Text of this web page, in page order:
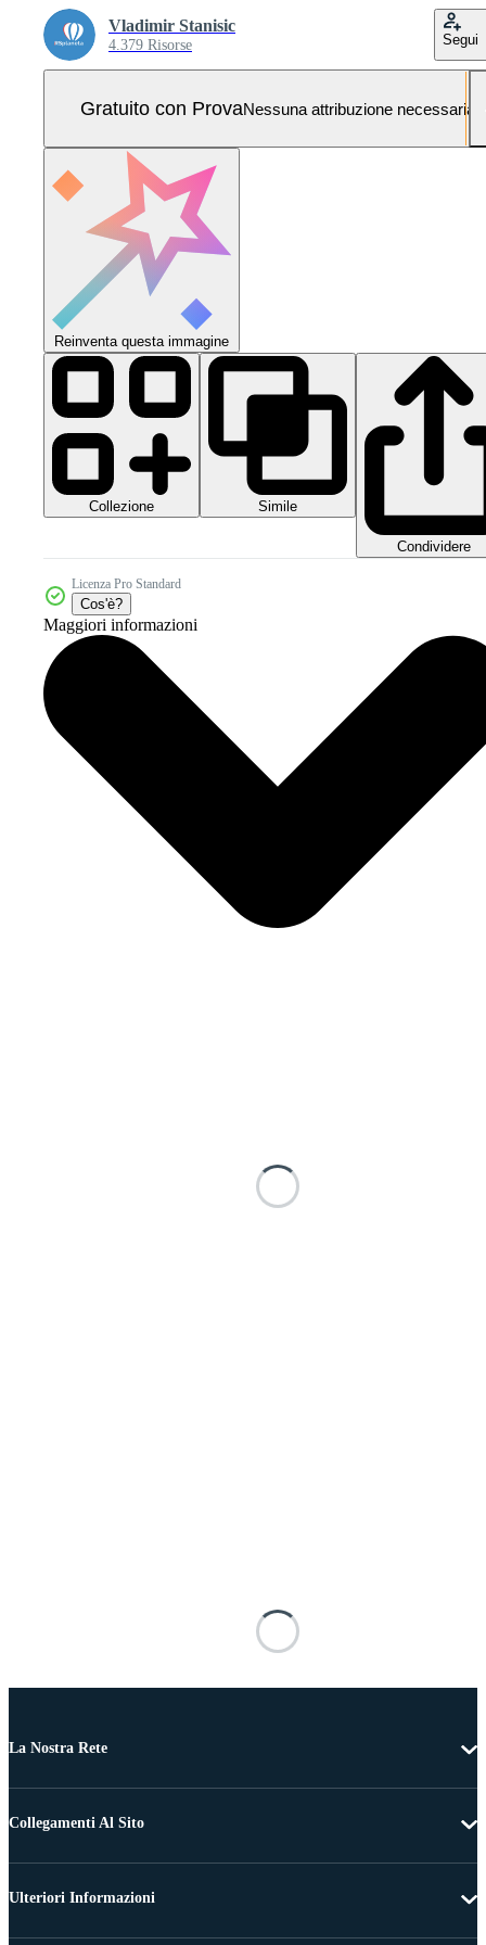
Vladimir Stanisic
4.379 Risorse Segui
Gratuito con ProvaNessuna attribuzione necessaria
Reinventa questa immagine
Collezione Simile
Condividere
Licenza Pro Standard
Cos'è?
Maggiori informazioni
La Nostra Rete
Collegamenti Al Sito
Ulteriori Informazioni